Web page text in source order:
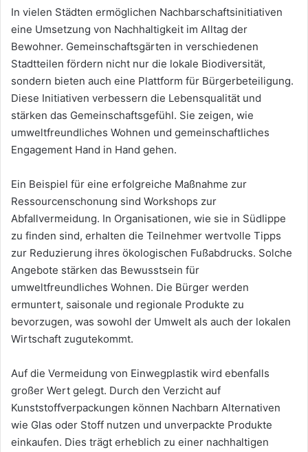
In vielen Städten ermöglichen Nachbarschaftsinitiativen
eine Umsetzung von Nachhaltigkeit im Alltag der
Bewohner. Gemeinschaftsgärten in verschiedenen
Stadtteilen fördern nicht nur die lokale Biodiversität,
sondern bieten auch eine Plattform für Bürgerbeteiligung.
Diese Initiativen verbessern die Lebensqualität und
stärken das Gemeinschaftsgefühl. Sie zeigen, wie
umweltfreundliches Wohnen und gemeinschaftliches
Engagement Hand in Hand gehen.
Ein Beispiel für eine erfolgreiche Maßnahme zur
Ressourcenschonung sind Workshops zur
Abfallvermeidung. In Organisationen, wie sie in Südlippe
zu finden sind, erhalten die Teilnehmer wertvolle Tipps
zur Reduzierung ihres ökologischen Fußabdrucks. Solche
Angebote stärken das Bewusstsein für
umweltfreundliches Wohnen. Die Bürger werden
ermuntert, saisonale und regionale Produkte zu
bevorzugen, was sowohl der Umwelt als auch der lokalen
Wirtschaft zugutekommt.
Auf die Vermeidung von Einwegplastik wird ebenfalls
großer Wert gelegt. Durch den Verzicht auf
Kunststoffverpackungen können Nachbarn Alternativen
wie Glas oder Stoff nutzen und unverpackte Produkte
einkaufen. Dies trägt erheblich zu einer nachhaltigen